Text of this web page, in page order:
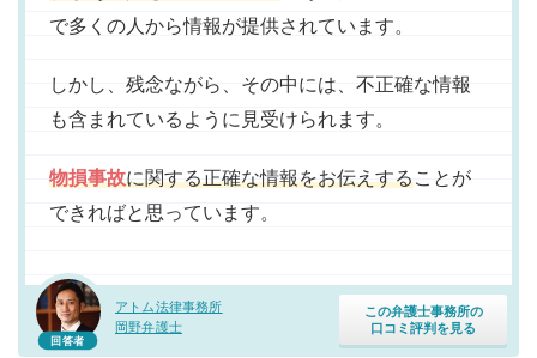
回答者
アトム法律事務所
岡野弁護士
この弁護士事務所の
口コミ評判を見る
で多くの人から情報が提供されています。
しかし、残念ながら、その中には、不正確な情報
も含まれているように見受けられます。
物損事故に関する正確な情報をお伝えすることが
できればと思っています。